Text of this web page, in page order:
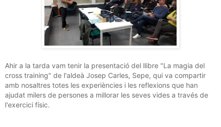
Ahir a la tarda vam tenir la presentació del llibre "La magia del
cross training" de l'aldeà Josep Carles, Sepe, qui va compartir
amb nosaltres totes les experiències i les reflexions que han
ajudat milers de persones a millorar les seves vides a través de
l'exercici físic.